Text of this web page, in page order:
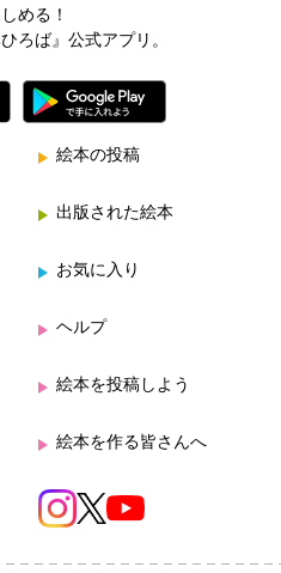
める！
ひろば』公式アプリ。
絵本の投稿
出版された絵本
お気に入り
ヘルプ
絵本を投稿しよう
絵本を作る皆さんへ